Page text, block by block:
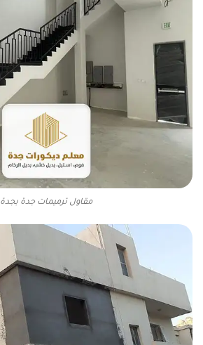
مقاول ترميمات جدة بجدة